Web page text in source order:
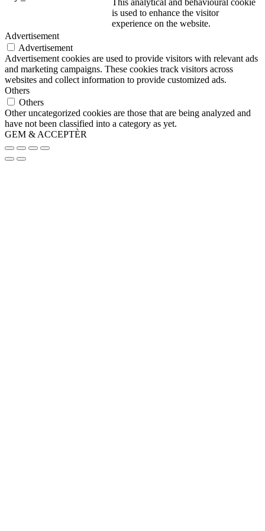
This analytical and behavioural cookie
is used to enhance the visitor
experience on the website.
Advertisement
Advertisement
Advertisement cookies are used to provide visitors with relevant ads
and marketing campaigns. These cookies track visitors across
websites and collect information to provide customized ads.
Others
Others
Other uncategorized cookies are those that are being analyzed and
have not been classified into a category as yet.
GEM & ACCEPTÈR